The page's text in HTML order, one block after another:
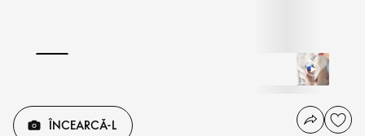
ÎNCEARCĂ-L